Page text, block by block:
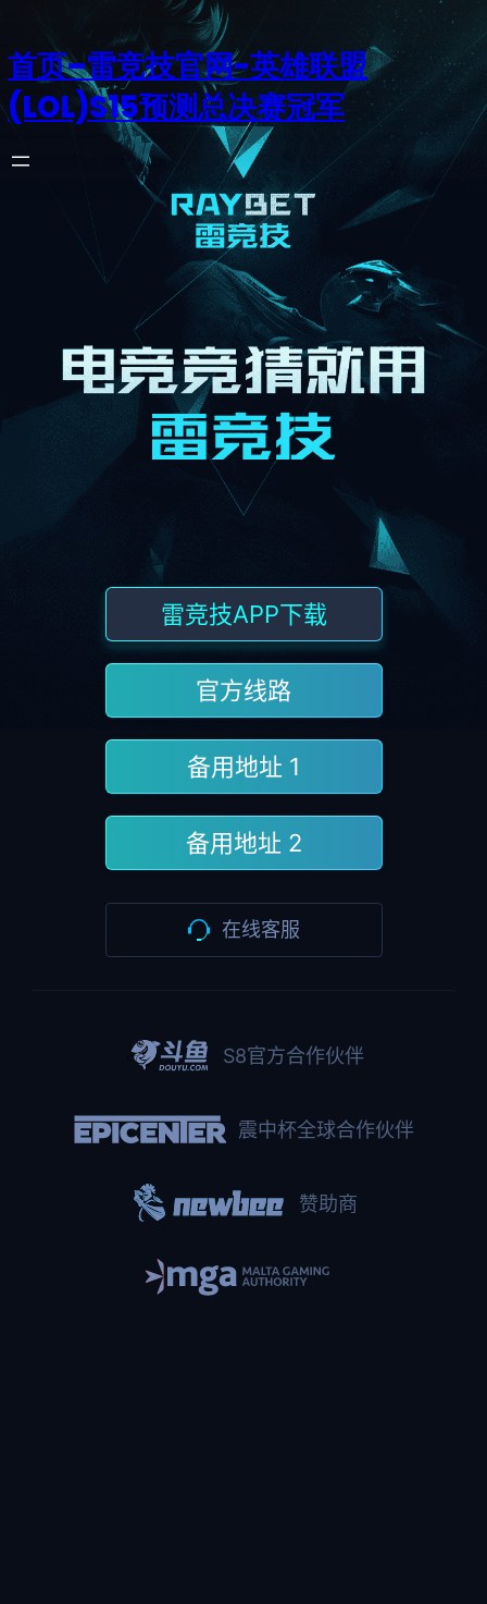
首页–雷竞技官网-英雄联盟
(LOL)S15预测总决赛冠军